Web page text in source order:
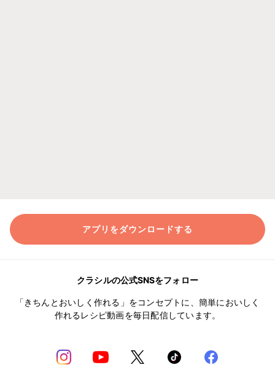
アプリをダウンロードする
クラシルの公式SNSをフォロー
「きちんとおいしく作れる」をコンセプトに、簡単においしく
作れるレシピ動画を毎日配信しています。